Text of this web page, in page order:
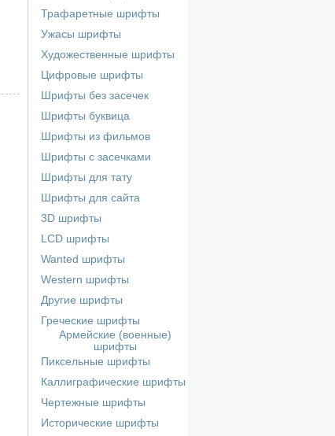
Трафаретные шрифты
Ужасы шрифты
Художественные шрифты
Цифровые шрифты
Шрифты без засечек
Шрифты буквица
Шрифты из фильмов
Шрифты с засечками
Шрифты для тату
Шрифты для сайта
3D шрифты
LCD шрифты
Wanted шрифты
Western шрифты
Другие шрифты
Греческие шрифты
Армейские (военные)
шрифты
Пиксельные шрифты
Каллиграфические шрифты
Чертежные шрифты
Исторические шрифты